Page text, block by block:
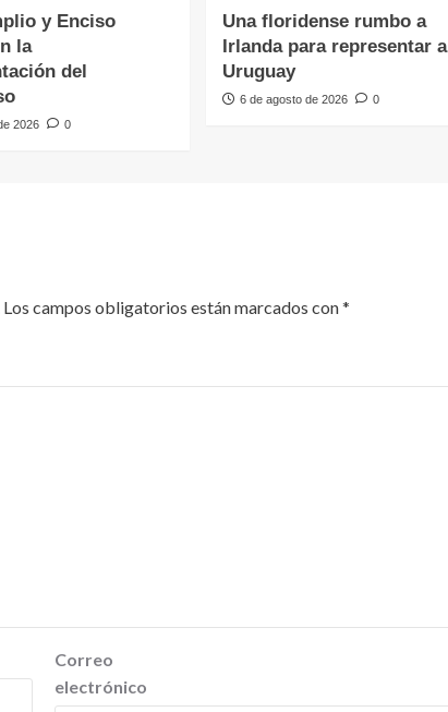
y Enciso
la
del
2026 0
Una floridense rumbo a
Irlanda para representar a
Uruguay
6 de agosto de 2026 0
Los campos obligatorios están marcados con*
Correo
electrónico